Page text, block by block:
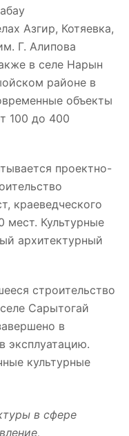
Азгир, Котяевка,
Г. Алипова
в селе Нарын
районе в
объекты
100 до 400
проектно-
краеведческого
мест. Культурные
архитектурный
строительство
Сарытогай
в
эксплуатацию.
культурные
в сфере